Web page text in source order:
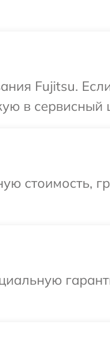
Fujitsu.
в сервисный
стоимость,